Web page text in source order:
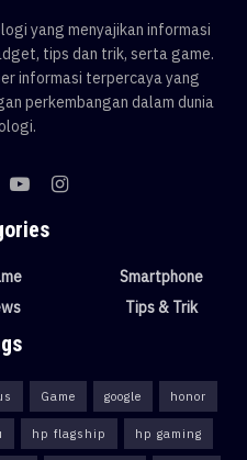
yang menyajikan informasi
tips dan trik, serta game.
informasi terpercaya yang
perkembangan dalam dunia
Smartphone
Tips & Trik
Game google honor
hp flagship hp gaming